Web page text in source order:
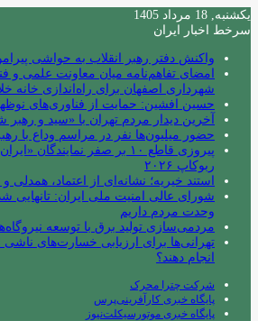
یکشنبه, 18 مرداد 1405
سرخط اخبار ایران
واکنش دفتر رهبر انقلاب به حواشی
امضای تفاهم‌نامه میان معاونت علمی و
شهرداری اصفهان برای راه‌اندازی خانه
حسین افشین: حمایت از فناوری‌های
آخرین دیدار مردم تهران با «سید و رهبر
حضور میلیون‌ها نفر در مراسم وداع با
پیروزی قاطع ۱۰ بر صفر
ربوکاپ ۲۰۲۶
استند خیریه؛ نشانه‌ای از اعتماد،
شورای عالی امنیت ملی ایران: تانهایی
وحدت مردم داریم
مردمی‌سازی تولید برق با توسعه
تهرانی‌ها برای ارزیابی خسارت‌های
انجام دهند؟
شرکت چترا محرک
پایگاه خبری کارآفرینی‌پرس
پایگاه خبری موتورسیکلت‌نیوز